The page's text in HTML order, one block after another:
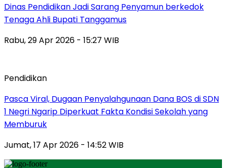
Dinas Pendidikan Jadi Sarang Penyamun berkedok
Tenaga Ahli Bupati Tanggamus
Rabu, 29 Apr 2026 - 15:27 WIB
Pendidikan
Pasca Viral, Dugaan Penyalahgunaan Dana BOS di SDN
1 Negri Ngarip Diperkuat Fakta Kondisi Sekolah yang
Memburuk
Jumat, 17 Apr 2026 - 14:52 WIB